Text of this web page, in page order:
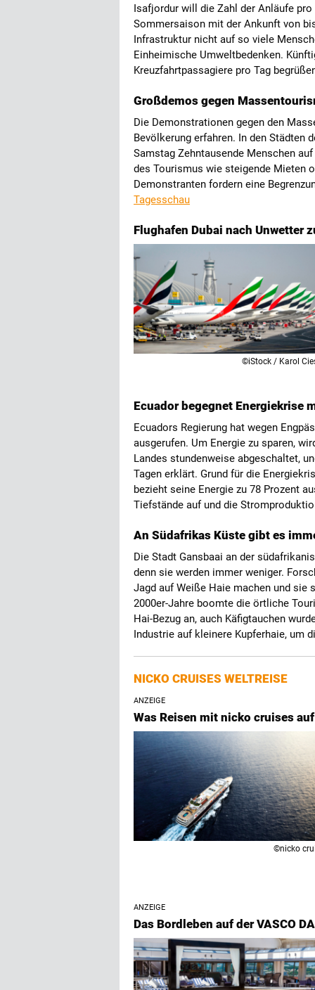
Isafjordur will die Zahl der Anläufe
Sommersaison mit der Ankunft von
Infrastruktur nicht auf so viele
Einheimische Umweltbedenken.
Kreuzfahrtpassagiere pro Tag
Großdemos gegen
Die Demonstrationen gegen den
Bevölkerung erfahren. In den Städten
Samstag Zehntausende Menschen
des Tourismus wie steigende Mieten
Demonstranten fordern eine
Tagesschau
Flughafen Dubai nach Unwetter
©iStock / Karol
Ecuador begegnet Energiekrise
Ecuadors Regierung hat wegen
ausgerufen. Um Energie zu sparen,
Landes stundenweise abgeschaltet,
Tagen erklärt. Grund für die
bezieht seine Energie zu 78 Prozent
Tiefstände auf und die
An Südafrikas Küste gibt es
Die Stadt Gansbaai an der
denn sie werden immer weniger.
Jagd auf Weiße Haie machen und sie
2000er-Jahre boomte die örtliche
Hai-Bezug an, auch Käfigtauchen
Industrie auf kleinere Kupferhaie, um
NICKO CRUISES WELTREISE
ANZEIGE
Was Reisen mit nicko cruises
©nicko
ANZEIGE
Das Bordleben auf der VASCO